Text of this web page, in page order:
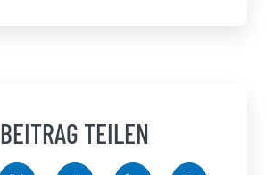
BEITRAG TEILEN